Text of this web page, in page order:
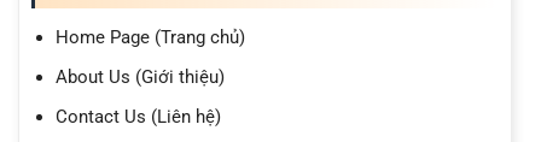
Home Page (Trang chủ)
About Us (Giới thiệu)
Contact Us (Liên hệ)